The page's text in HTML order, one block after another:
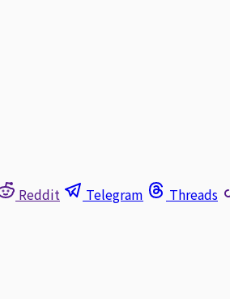
Reddit Telegram Threads